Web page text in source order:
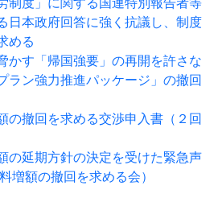
日本政府回答に強く抗議し、制度
める
かす「帰国強要」の再開を許さな
ラン強力推進パッケージ」の撤回
の撤回を求める交渉申入書（２回
の延期方針の決定を受けた緊急声
増額の撤回を求める会）